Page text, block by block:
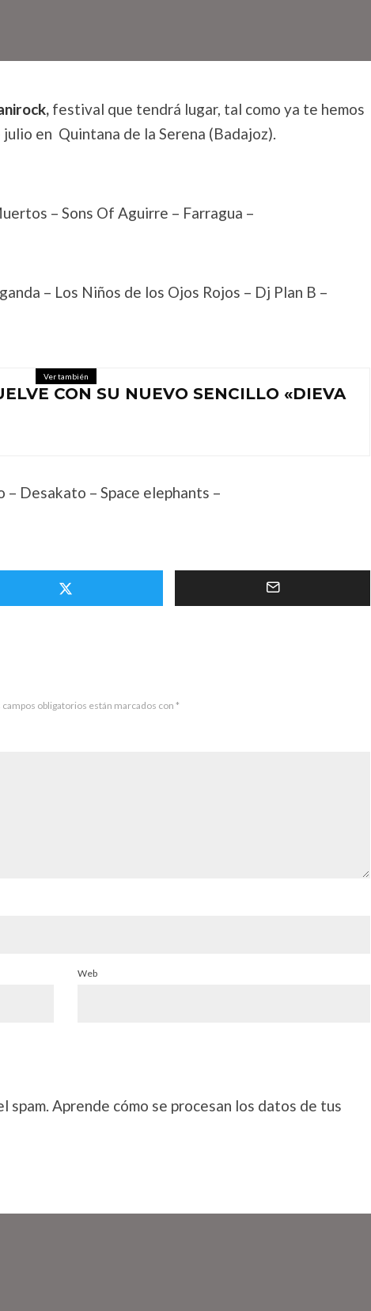
, festival que tendrá lugar, tal como ya te hemos
en Quintana de la Serena (Badajoz).
– Sons Of Aguirre – Farragua –
– Los Niños de los Ojos Rojos – Dj Plan B –
Ver también
CON SU NUEVO SENCILLO «DIEVA
– Desakato – Space elephants –
campos obligatorios están marcados con *
Web
spam. Aprende cómo se procesan los datos de tus